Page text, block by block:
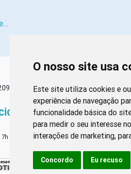
O nosso site usa
Este site utiliza cookies e
experiência de navegação
funcionalidade básica do
para medir o seu interesse
interações de marketing,
Concordo Eu recuso
Asa Sul, CEP: 70390-100